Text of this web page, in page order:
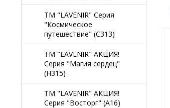
TM "LAVENIR" Серия
"Космическое
путешествие" (C313)
TM "LAVENIR" АКЦИЯ!
Серия "Магия сердец"
(H315)
TM "LAVENIR" АКЦИЯ!
Серия "Восторг" (A16)